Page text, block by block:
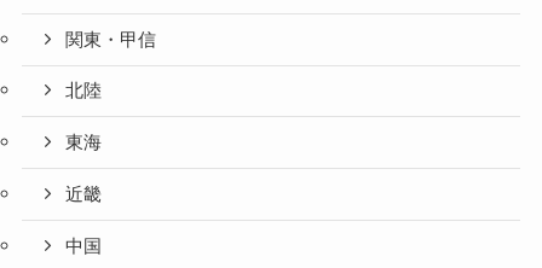
関東・甲信
北陸
東海
近畿
中国